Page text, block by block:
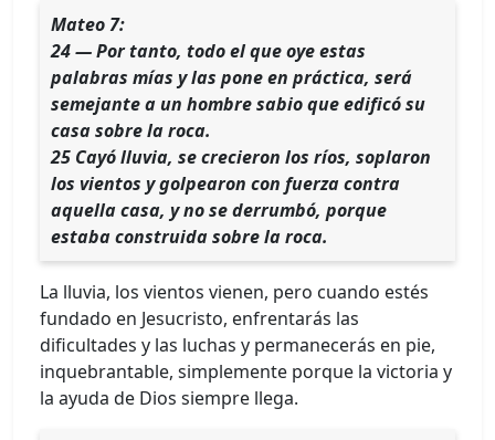
Mateo 7:
24 — Por tanto, todo el que oye estas
palabras mías y las pone en práctica, será
semejante a un hombre sabio que edificó su
casa sobre la roca.
25 Cayó lluvia, se crecieron los ríos, soplaron
los vientos y golpearon con fuerza contra
aquella casa, y no se derrumbó, porque
estaba construida sobre la roca.
La lluvia, los vientos vienen, pero cuando estés
fundado en Jesucristo, enfrentarás las
dificultades y las luchas y permanecerás en pie,
inquebrantable, simplemente porque la victoria y
la ayuda de Dios siempre llega.